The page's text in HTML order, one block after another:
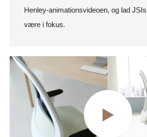
Henley-animationsvideoen, og lad
være i fokus.